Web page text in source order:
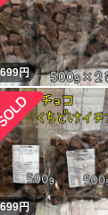
円
円